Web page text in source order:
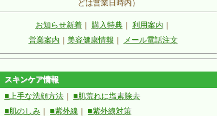
どは営業日時内）
お知らせ新着｜ 購入特典｜ 利用案内
営業案内
美容健康情報 メール電話注文
スキンケア情報
■上手な洗顔方法
■肌荒れに塩素除去
■肌のしみ
■紫外線
■紫外線対策